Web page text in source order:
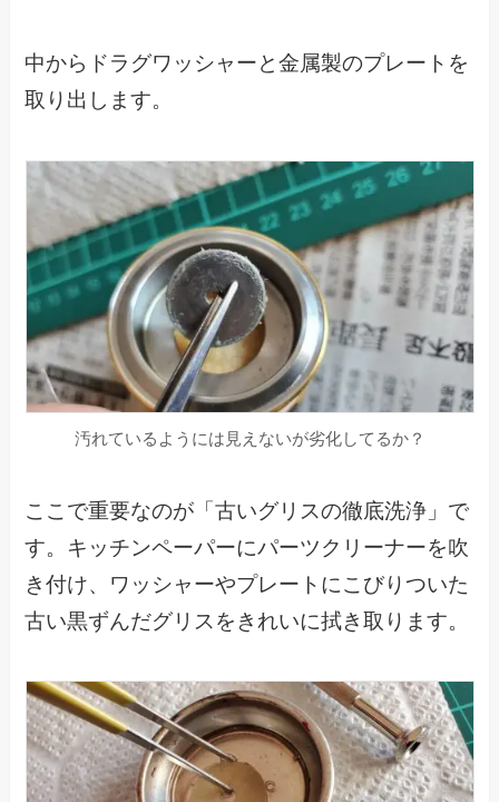
中からドラグワッシャーと金属製のプレートを
取り出します。
汚れているようには見えないが劣化してるか？
ここで重要なのが「古いグリスの徹底洗浄」で
す。キッチンペーパーにパーツクリーナーを吹
き付け、ワッシャーやプレートにこびりついた
古い黒ずんだグリスをきれいに拭き取ります。